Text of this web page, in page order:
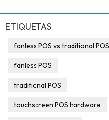
ETIQUETAS
fanless POS vs traditional POS
fanless POS
traditional POS
touchscreen POS hardware